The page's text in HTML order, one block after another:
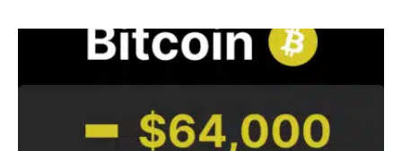
Bitcoin stagne à 64 000 dollars pendant que les